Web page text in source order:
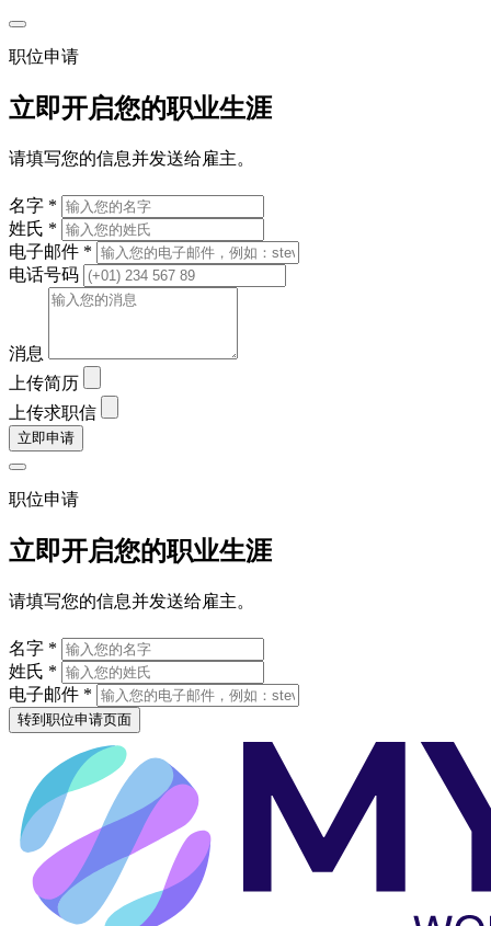
职位申请
立即开启您的职业生涯
请填写您的信息并发送给雇主。
名字 *
姓氏 *
电子邮件 *
电话号码
消息
上传简历
上传求职信
立即申请
职位申请
立即开启您的职业生涯
请填写您的信息并发送给雇主。
名字 *
姓氏 *
电子邮件 *
转到职位申请页面